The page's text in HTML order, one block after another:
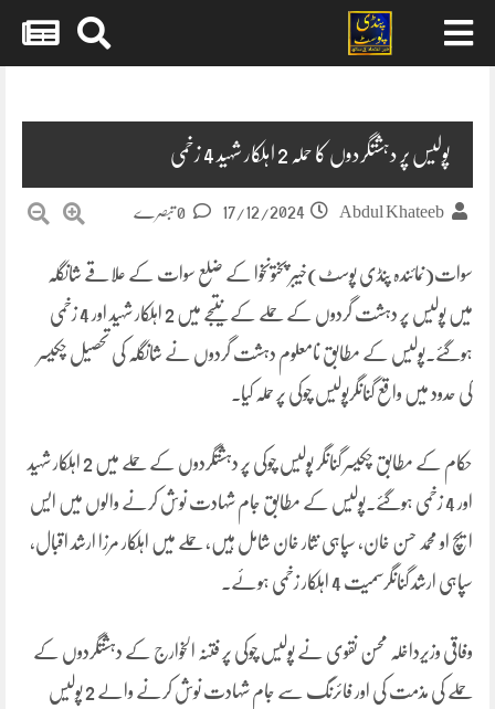
پولیس پر دہشتگردوں کا حملہ 2 اہلکار شہید 4 زخمی
Abdul Khateeb
17/12/2024
سوات(نمائندہ پنڈی پوسٹ)خیبر پختونخوا کے ضلع سوات کے علاقے شانگلہ
میں پولیس پر دہشت گردوں کے حملے کے نتیجے میں 2 اہلکار شہید اور 4 زخمی
ہوگئے۔پولیس کے مطابق نامعلوم دہشت گردوں نے شانگلہ کی تحصیل چکیسر
کی حدود میں واقع گنانگرپولیس چوکی پر حملہ کیا۔
حکام کے مطابق چکیسر گنانگر پولیس چوکی پر دہشتگردوں کے حملے میں 2 اہلکار شہید
اور 4 زخمی ہوگئے۔پولیس کے مطابق جام شہادت نوش کرنے والوں میں ایس
ایچ او محمد حسن خان، سپاہی نثار خان شامل ہیں، حملے میں اہلکار مرزا ارشد اقبال،
سپاہی ارشد گنانگرسمیت 4 اہلکار زخمی ہوئے۔
وفاقی وزیرداخلہ محسن نقوی نے پولیس چوکی پر فتنہ الخوارج کے دہشتگردوں کے
حملے کی مذمت کی اور فائرنگ سے جام شہادت نوش کرنے والے 2 پولیس